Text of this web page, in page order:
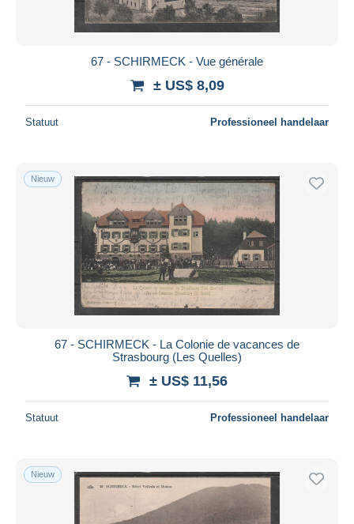
67 - SCHIRMECK - Vue générale
± US$ 8,09
Statuut Professioneel handelaar
Nieuw
67 - SCHIRMECK - La Colonie de vacances de
Strasbourg (Les Quelles)
± US$ 11,56
Statuut Professioneel handelaar
Nieuw